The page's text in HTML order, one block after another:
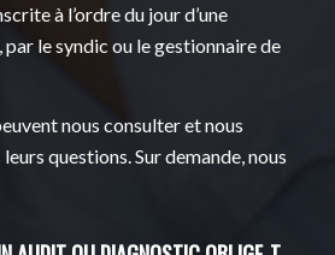
à l’ordre du jour d’une
par le syndic ou le gestionnaire de
nous consulter et nous
questions. Sur demande, nous